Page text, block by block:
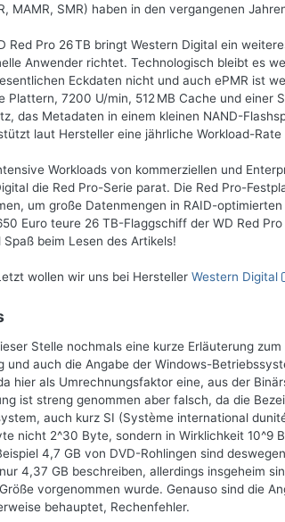
MAMR, SMR) haben in den vergangenen
Red Pro 26 TB bringt Western Digital ein
Anwender richtet. Technologisch bleibt es
Eckdaten nicht und auch ePMR ist
Plattern, 7200 U/min, 512 MB Cache und einer
das Metadaten in einem kleinen NAND-
laut Hersteller eine jährliche Workload-Rate
Workloads von kommerziellen und
die Red Pro-Serie parat. Die Red Pro-
um große Datenmengen in RAID-
Euro teure 26 TB-Flaggschiff der WD Red
Spaß beim Lesen des Artikels!
wollen wir uns bei Hersteller Western Digital
Stelle nochmals eine kurze Erläuterung
und auch die Angabe der Windows-
hier als Umrechnungsfaktor eine, aus der
ist streng genommen aber falsch, da die
auch kurz SI (Système international
nicht 2^30 Byte, sondern in Wirklichkeit 10^9
4,7 GB von DVD-Rohlingen sind
4,37 GB beschreiben, allerdings insgeheim
vorgenommen wurde. Genauso sind die
behauptet, Rechenfehler.